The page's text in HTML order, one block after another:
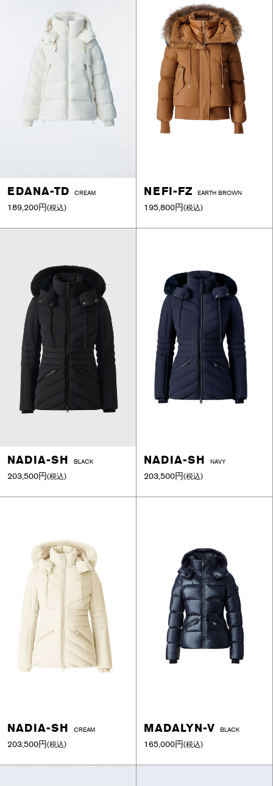
EDANA-TD CREAM
189,200円(税込)
NEFI-FZ EARTH BROWN
195,800円(税込)
NADIA-SH BLACK
203,500円(税込)
NADIA-SH NAVY
203,500円(税込)
NADIA-SH CREAM
203,500円(税込)
MADALYN-V BLACK
165,000円(税込)